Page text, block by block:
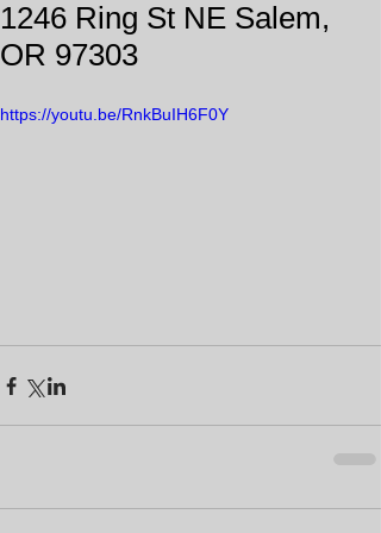
1246 Ring St NE Salem,
OR 97303
https://youtu.be/RnkBuIH6F0Y